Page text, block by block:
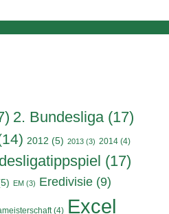
2. Bundesliga(17)
2012 (5) 2013 (3) 2014 (4)
(17)
EM (3) Eredivisie (9)
(4) Excel